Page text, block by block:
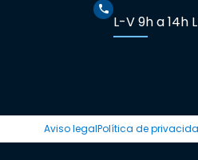
phone
L-V 9h a 14h
Aviso legalPolítica de